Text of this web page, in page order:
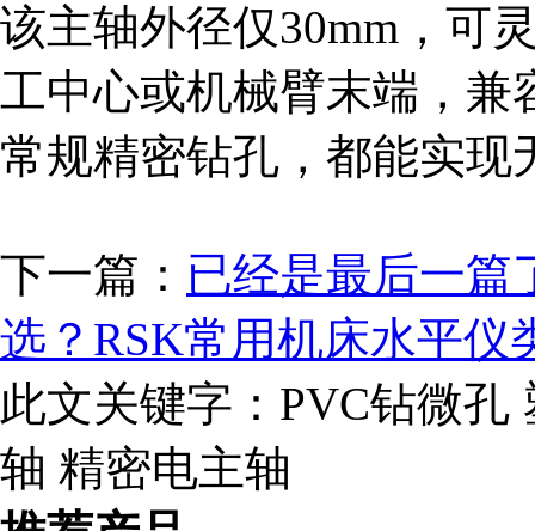
该主轴外径仅30mm，可
工中心或机械臂末端，兼
常规精密钻孔，都能实现
下一篇： 已经是最后一篇
选？RSK常用机床水平仪
此文关键字： PVC钻微孔
轴 精密电主轴